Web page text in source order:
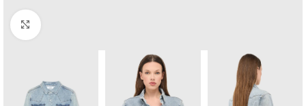
Click to enlarge